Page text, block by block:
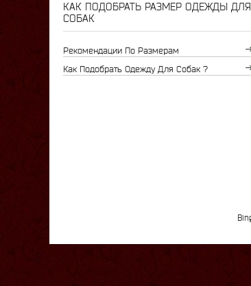
КАК ПОДОБРАТЬ РАЗМЕР ОДЕЖДЫ ДЛЯ
СОБАК
Рекомендации По Размерам
Как Подобрать Одежду Для Собак ?